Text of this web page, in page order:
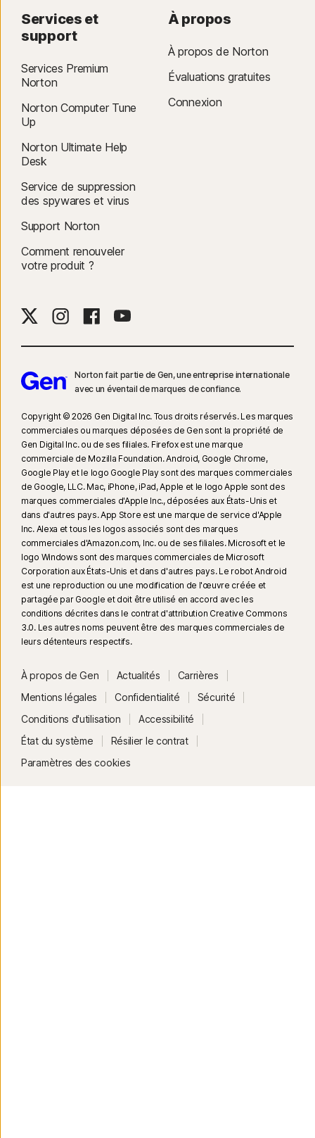
Services et
support
Services Premium
Norton
Norton Computer Tune
Up
Norton Ultimate Help
Desk
Service de suppression
des spywares et virus
Support Norton
Comment renouveler
votre produit ?
À propos
À propos de Norton
Évaluations gratuites
Connexion
Norton fait partie de Gen, une entreprise internationale
avec un éventail de marques de confiance.​
Copyright © 2026 Gen Digital Inc. Tous droits réservés. Les marques
commerciales ou marques déposées de Gen sont la propriété de
Gen Digital Inc. ou de ses filiales. Firefox est une marque
commerciale de Mozilla Foundation. Android, Google Chrome,
Google Play et le logo Google Play sont des marques commerciales
de Google, LLC. Mac, iPhone, iPad, Apple et le logo Apple sont des
marques commerciales d'Apple Inc., déposées aux États-Unis et
dans d'autres pays. App Store est une marque de service d'Apple
Inc. Alexa et tous les logos associés sont des marques
commerciales d'Amazon.com, Inc. ou de ses filiales. Microsoft et le
logo Windows sont des marques commerciales de Microsoft
Corporation aux États-Unis et dans d'autres pays. Le robot Android
est une reproduction ou une modification de l'œuvre créée et
partagée par Google et doit être utilisé en accord avec les
conditions décrites dans le contrat d'attribution Creative Commons
3.0. Les autres noms peuvent être des marques commerciales de
leurs détenteurs respectifs.
À propos de Gen Actualités
Carrières
Mentions légales
Confidentialité
Sécurité
Conditions d'utilisation
Accessibilité
État du système
Résilier le contrat
Paramètres des cookies